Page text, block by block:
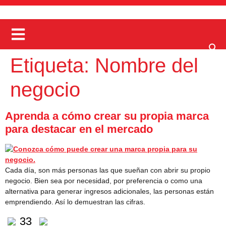
Etiqueta: Nombre del
negocio
Aprenda a cómo crear su propia marca
para destacar en el mercado
Cada día, son más personas las que sueñan con abrir su propio
negocio. Bien sea por necesidad, por preferencia o como una
alternativa para generar ingresos adicionales, las personas están
emprendiendo. Así lo demuestran las cifras.
33